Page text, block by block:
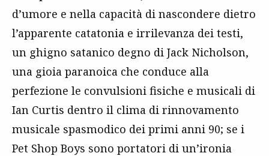
d’umore e nella capacità di nascondere dietro
l’apparente catatonia e irrilevanza dei testi,
un ghigno satanico degno di Jack Nicholson,
una gioia paranoica che conduce alla
perfezione le convulsioni fisiche e musicali di
Ian Curtis dentro il clima di rinnovamento
musicale spasmodico dei primi anni 90; se i
Pet Shop Boys sono portatori di un’ironia